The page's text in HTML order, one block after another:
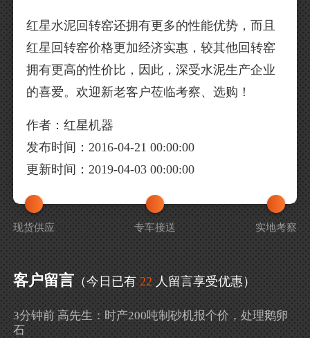
红星水泥回转窑还拥有更多的性能优势，而且
红星回转窑价格更加经济实惠，较其他回转窑
拥有更高的性价比，因此，深受水泥生产企业
的喜爱。欢迎新老客户莅临考察、选购！
作者：红星机器
发布时间：2016-04-21 00:00:00
更新时间：2019-04-03 00:00:00
现货供应 专车接送 实地考察
客户留言 （今日已有 22 人留言享受优惠）
3分钟前 高先生：时产200吨制砂机报个价，处理鹅卵
石